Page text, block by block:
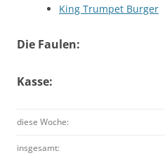
King Trumpet Burger
Die Faulen:
Kasse:
diese Woche:
insgesamt: